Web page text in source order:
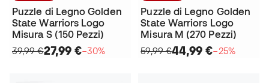
Puzzle di Legno Golden
State Warriors Logo
Misura S (150 Pezzi)
39,99 €27,99 €−30%
Puzzle di Legno Golden
State Warriors Logo
Misura M (270 Pezzi)
59,99 €44,99 €−25%